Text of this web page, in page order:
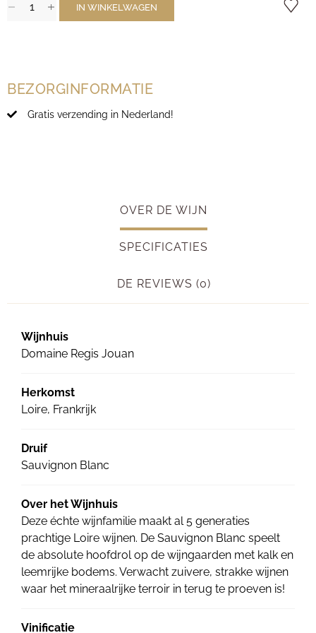
IN WINKELWAGEN
BEZORGINFORMATIE
Gratis verzending in Nederland!
OVER DE WIJN
SPECIFICATIES
DE REVIEWS (0)
Wijnhuis
Domaine Regis Jouan
Herkomst
Loire, Frankrijk
Druif
Sauvignon Blanc
Over het Wijnhuis
Deze échte wijnfamilie maakt al 5 generaties
prachtige Loire wijnen. De Sauvignon Blanc speelt
de absolute hoofdrol op de wijngaarden met kalk en
leemrijke bodems. Verwacht zuivere, strakke wijnen
waar het mineraalrijke terroir in terug te proeven is!
Vinificatie